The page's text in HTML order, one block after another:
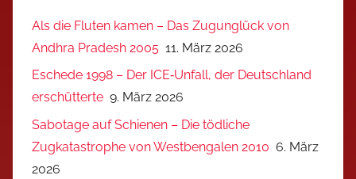
Als die Fluten kamen – Das Zugunglück von
Andhra Pradesh 2005 11. März 2026
Eschede 1998 – Der ICE‑Unfall, der Deutschland
erschütterte 9. März 2026
Sabotage auf Schienen – Die tödliche
Zugkatastrophe von Westbengalen 2010 6. März
2026